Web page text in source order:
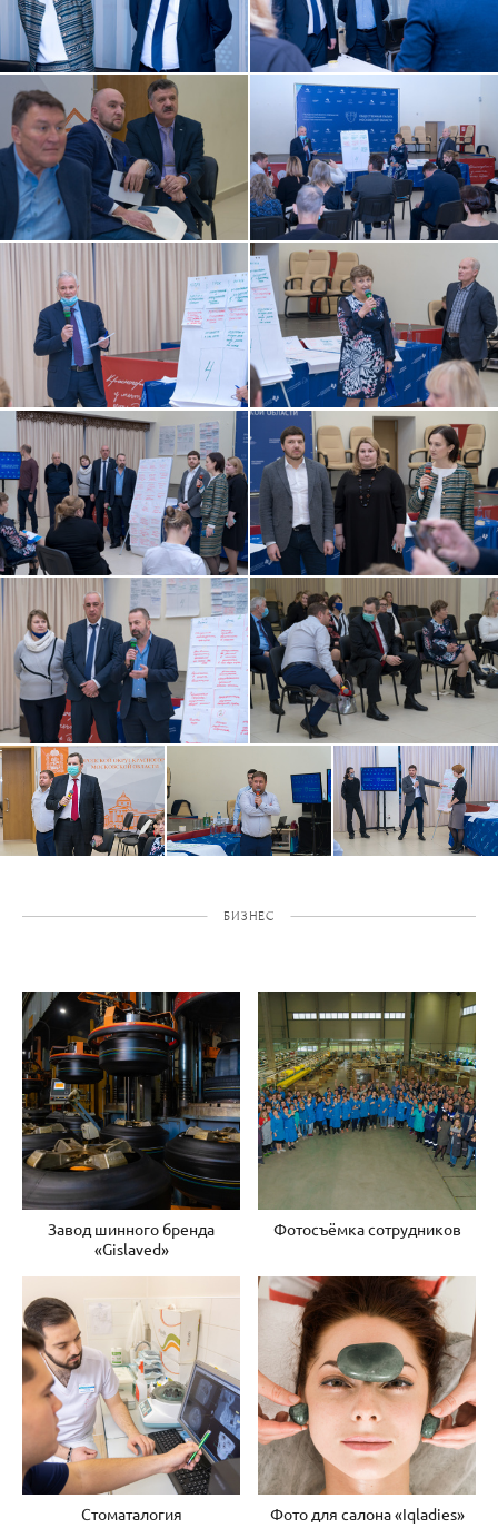
БИЗНЕС
Завод шинного бренда
«Gislaved»
Фотосъёмка сотрудников
Стоматалогия Фото для салона «Iqladies»